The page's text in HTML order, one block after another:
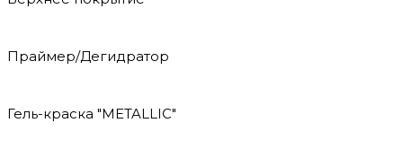
Праймер/Дегидратор
Гель-краска "METALLIC"